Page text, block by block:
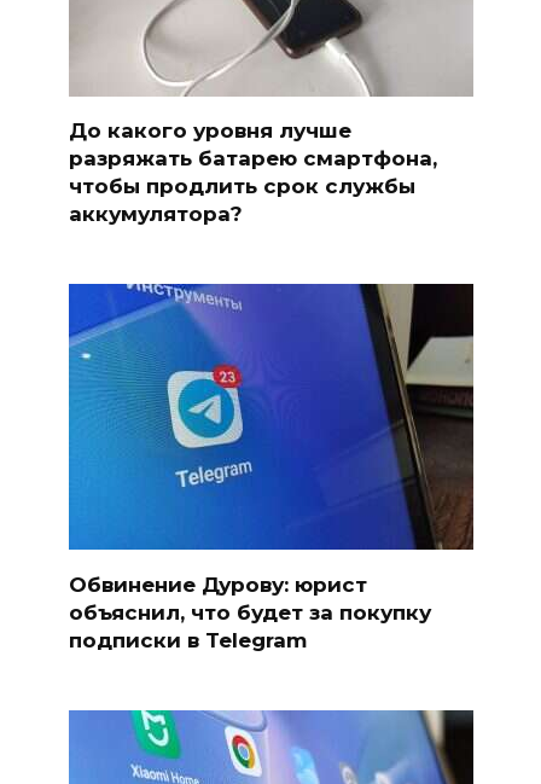
До какого уровня лучше
разряжать батарею смартфона,
чтобы продлить срок службы
аккумулятора?
Обвинение Дурову: юрист
объяснил, что будет за покупку
подписки в Telegram